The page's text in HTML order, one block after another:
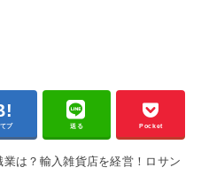
ブ 送る Pocket
は？輸入雑貨店を経営！ロサン